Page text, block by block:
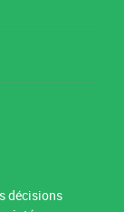
décisions